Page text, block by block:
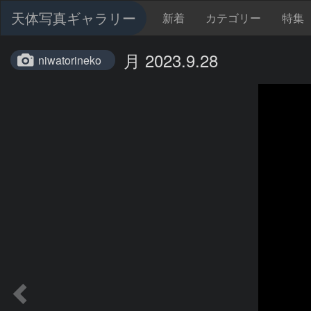
天体写真ギャラリー 新着 カテゴリー 特集
niwatorineko 月 2023.9.28